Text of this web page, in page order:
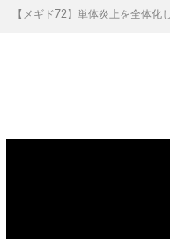
【メギド72】単体炎上を全体化